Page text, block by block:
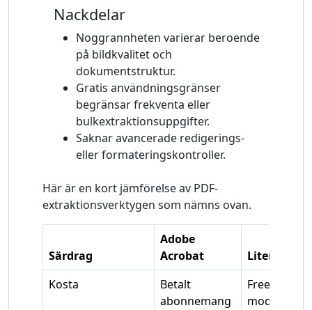
Nackdelar
Noggrannheten varierar beroende
på bildkvalitet och
dokumentstruktur.
Gratis användningsgränser
begränsar frekventa eller
bulkextraktionsuppgifter.
Saknar avancerade redigerings-
eller formateringskontroller.
Här är en kort jämförelse av PDF-
extraktionsverktygen som nämns ovan.
Särdrag
Adobe
Acrobat
Liten pdf
Kosta
Betalt
abonnemang
Freemium
modell